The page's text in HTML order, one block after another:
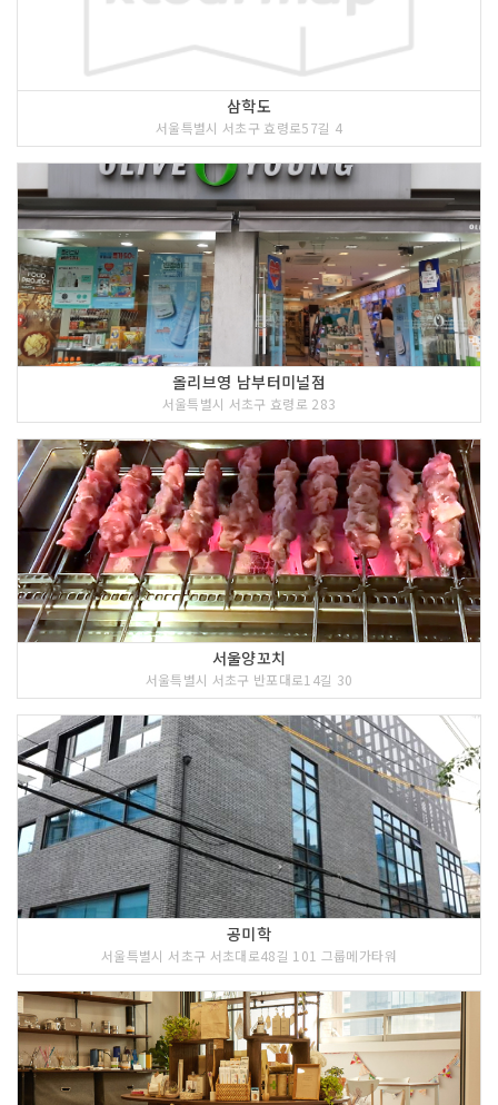
삼학도
서울특별시 서초구 효령로57길 4
올리브영 남부터미널점
서울특별시 서초구 효령로 283
서울양꼬치
서울특별시 서초구 반포대로14길 30
공미학
서울특별시 서초구 서초대로48길 101 그룹메가타워